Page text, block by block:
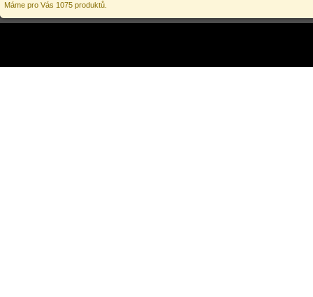
Máme pro Vás 1075 produktů.